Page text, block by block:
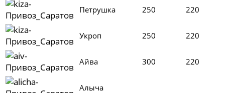
Петрушка 250 220
Укроп 250 220
Айва 300 220
Алыча